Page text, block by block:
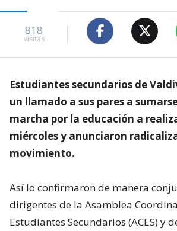
818
visitas
Estudiantes secundarios de
un llamado a sus pares a
marcha por la educación a
miércoles y anunciaron
movimiento.
Así lo confirmaron de manera
dirigentes de la Asamblea
Estudiantes Secundarios (ACES) y